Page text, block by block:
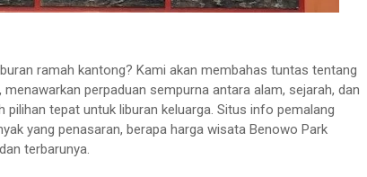
ramah kantong? Kami akan membahas tuntas tentang
perpaduan sempurna antara alam, sejarah, dan
pilihan tepat untuk liburan keluarga. Situs info pemalang
yang penasaran, berapa harga wisata Benowo Park
terbarunya.